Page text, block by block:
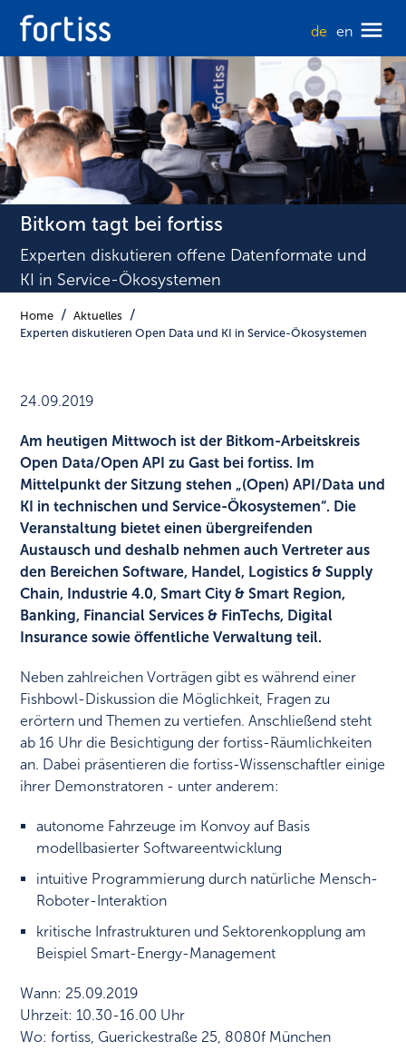
de en
Bitkom tagt bei fortiss
Experten diskutieren offene Datenformate und
KI in Service-Ökosystemen
Home
Aktuelles
Experten diskutieren Open Data und KI in Service-Ökosystemen
24.09.2019
Am heutigen Mittwoch ist der Bitkom-Arbeitskreis
Open Data/Open API zu Gast bei fortiss. Im
Mittelpunkt der Sitzung stehen „(Open) API/Data und
KI in technischen und Service-Ökosystemen“. Die
Veranstaltung bietet einen übergreifenden
Austausch und deshalb nehmen auch Vertreter aus
den Bereichen Software, Handel, Logistics & Supply
Chain, Industrie 4.0, Smart City & Smart Region,
Banking, Financial Services & FinTechs, Digital
Insurance sowie öffentliche Verwaltung teil.
Neben zahlreichen Vorträgen gibt es während einer
Fishbowl-Diskussion die Möglichkeit, Fragen zu
erörtern und Themen zu vertiefen. Anschließend steht
ab 16 Uhr die Besichtigung der fortiss-Räumlichkeiten
an. Dabei präsentieren die fortiss-Wissenschaftler einige
ihrer Demonstratoren - unter anderem:
autonome Fahrzeuge im Konvoy auf Basis
modellbasierter Softwareentwicklung
intuitive Programmierung durch natürliche Mensch-
Roboter-Interaktion
kritische Infrastrukturen und Sektorenkopplung am
Beispiel Smart-Energy-Management
Wann: 25.09.2019
Uhrzeit: 10.30-16.00 Uhr
Wo: fortiss, Guerickestraße 25, 8080f München